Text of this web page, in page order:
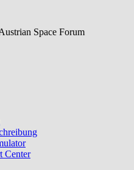
Space Forum
Center